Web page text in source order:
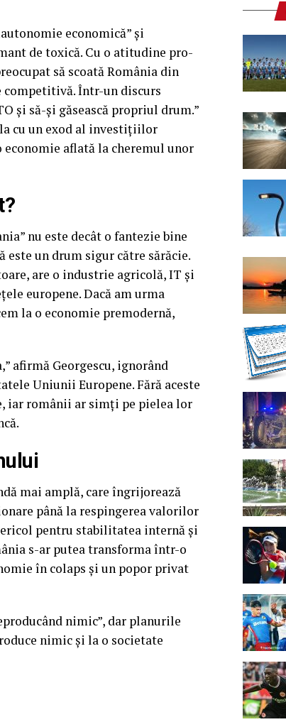
economică” și
de toxică. Cu o atitudine pro-
să scoată România din
competitivă. Într-un discurs
și să-și găsească propriul drum.”
cu un exod al investițiilor
aflată la cheremul unor
nu este decât o fantezie bine
un drum sigur către sărăcie.
are o industrie agricolă, IT și
europene. Dacă am urma
la o economie premodernă,
afirmă Georgescu, ignorând
Uniunii Europene. Fără aceste
iar românii ar simți pe pielea lor
mai amplă, care îngrijorează
până la respingerea valorilor
pentru stabilitatea internă și
s-ar putea transforma într-o
în colaps și un popor privat
nimic”, dar planurile
nimic și la o societate